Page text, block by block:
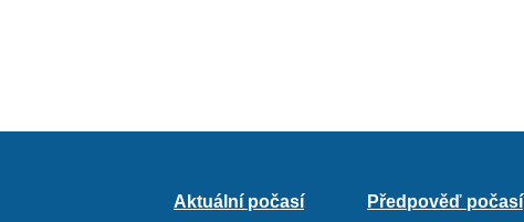
Aktuální počasí
Předpověď počasí